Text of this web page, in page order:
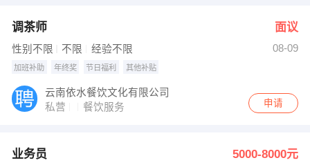
调茶师 面议
性别不限 不限 经验不限 08-09
加班补助 年终奖 节日福利 其他补贴
云南依水餐饮文化有限公司
私营
餐饮服务 申请
业务员 5000-8000元